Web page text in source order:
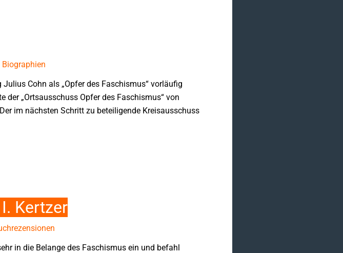
Biographien
Cohn als „Opfer des Faschismus“ vorläufig
„Ortsausschuss Opfer des Faschismus“ von
im nächsten Schritt zu beteiligende Kreisausschuss
Kertzer
in die Belange des Faschismus ein und befahl